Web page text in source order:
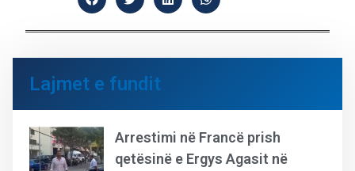
Lajmet e fundit
Arrestimi në Francë prish
qetësinë e Ergys Agasit në